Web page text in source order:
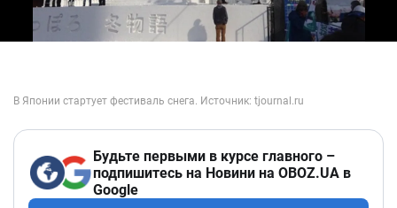
Будьте первыми в курсе главного –
подпишитесь на Новини на OBOZ.UA в
Google